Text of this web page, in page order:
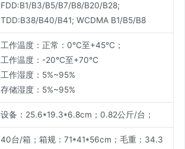
FDD:B1/B3/B5/B7/B8/B20/B28;
TDD:B38/B40/B41; WCDMA B1/B5/B8
工作温度：正常：0°C至+45°C；
工作温度：-20°C至+70°C
工作湿度：5%~95%
存储湿度：5%~95%
设备：25.6*19.3*6.8cm；0.82公斤/台；
40台/箱；箱规：71*41*56cm；毛重：34.3